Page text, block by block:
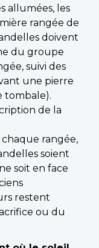
allumées, les
rangée de
doivent
du groupe
suivi des
une pierre
tombale).
de la
rangée,
soient
soit en face
restent
ou du